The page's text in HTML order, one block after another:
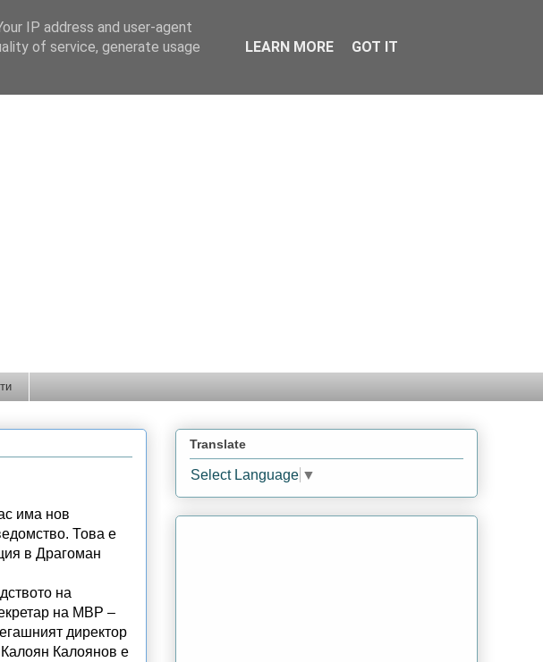
има нов
Това е
в Драгоман
на
на МВР –
директор
Калоянов е
Translate
Select Language ▼
IP address and user-agent
of service, generate usage
LEARN MORE GOT IT